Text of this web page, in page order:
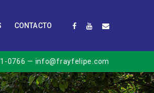
CONTACTO
0766 — info@frayfelipe.com